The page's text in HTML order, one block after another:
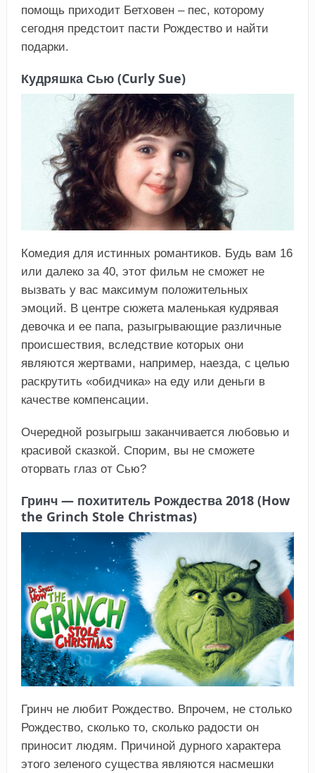
помощь приходит Бетховен – пес, которому
сегодня предстоит пасти Рождество и найти
подарки.
Кудряшка Сью (Curly Sue)
Комедия для истинных романтиков. Будь вам 16
или далеко за 40, этот фильм не сможет не
вызвать у вас максимум положительных
эмоций. В центре сюжета маленькая кудрявая
девочка и ее папа, разыгрывающие различные
происшествия, вследствие которых они
являются жертвами, например, наезда, с целью
раскрутить «обидчика» на еду или деньги в
качестве компенсации.
Очередной розыгрыш заканчивается любовью и
красивой сказкой. Спорим, вы не сможете
оторвать глаз от Сью?
Гринч — похититель Рождества 2018 (How
the Grinch Stole Christmas)
Гринч не любит Рождество. Впрочем, не столько
Рождество, сколько то, сколько радости он
приносит людям. Причиной дурного характера
этого зеленого существа являются насмешки